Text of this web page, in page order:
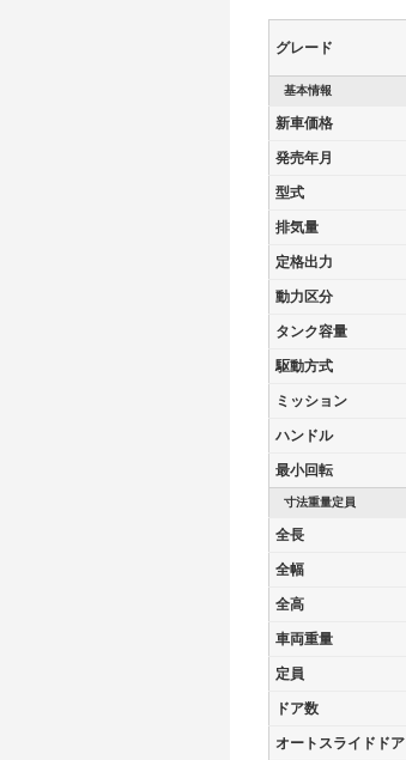
グレード
基本情報
新車価格
発売年月
型式
排気量
定格出力
動力区分
タンク容量
駆動方式
ミッション
ハンドル
最小回転
寸法重量定員
全長
全幅
全高
車両重量
定員
ドア数
オートスライドドア